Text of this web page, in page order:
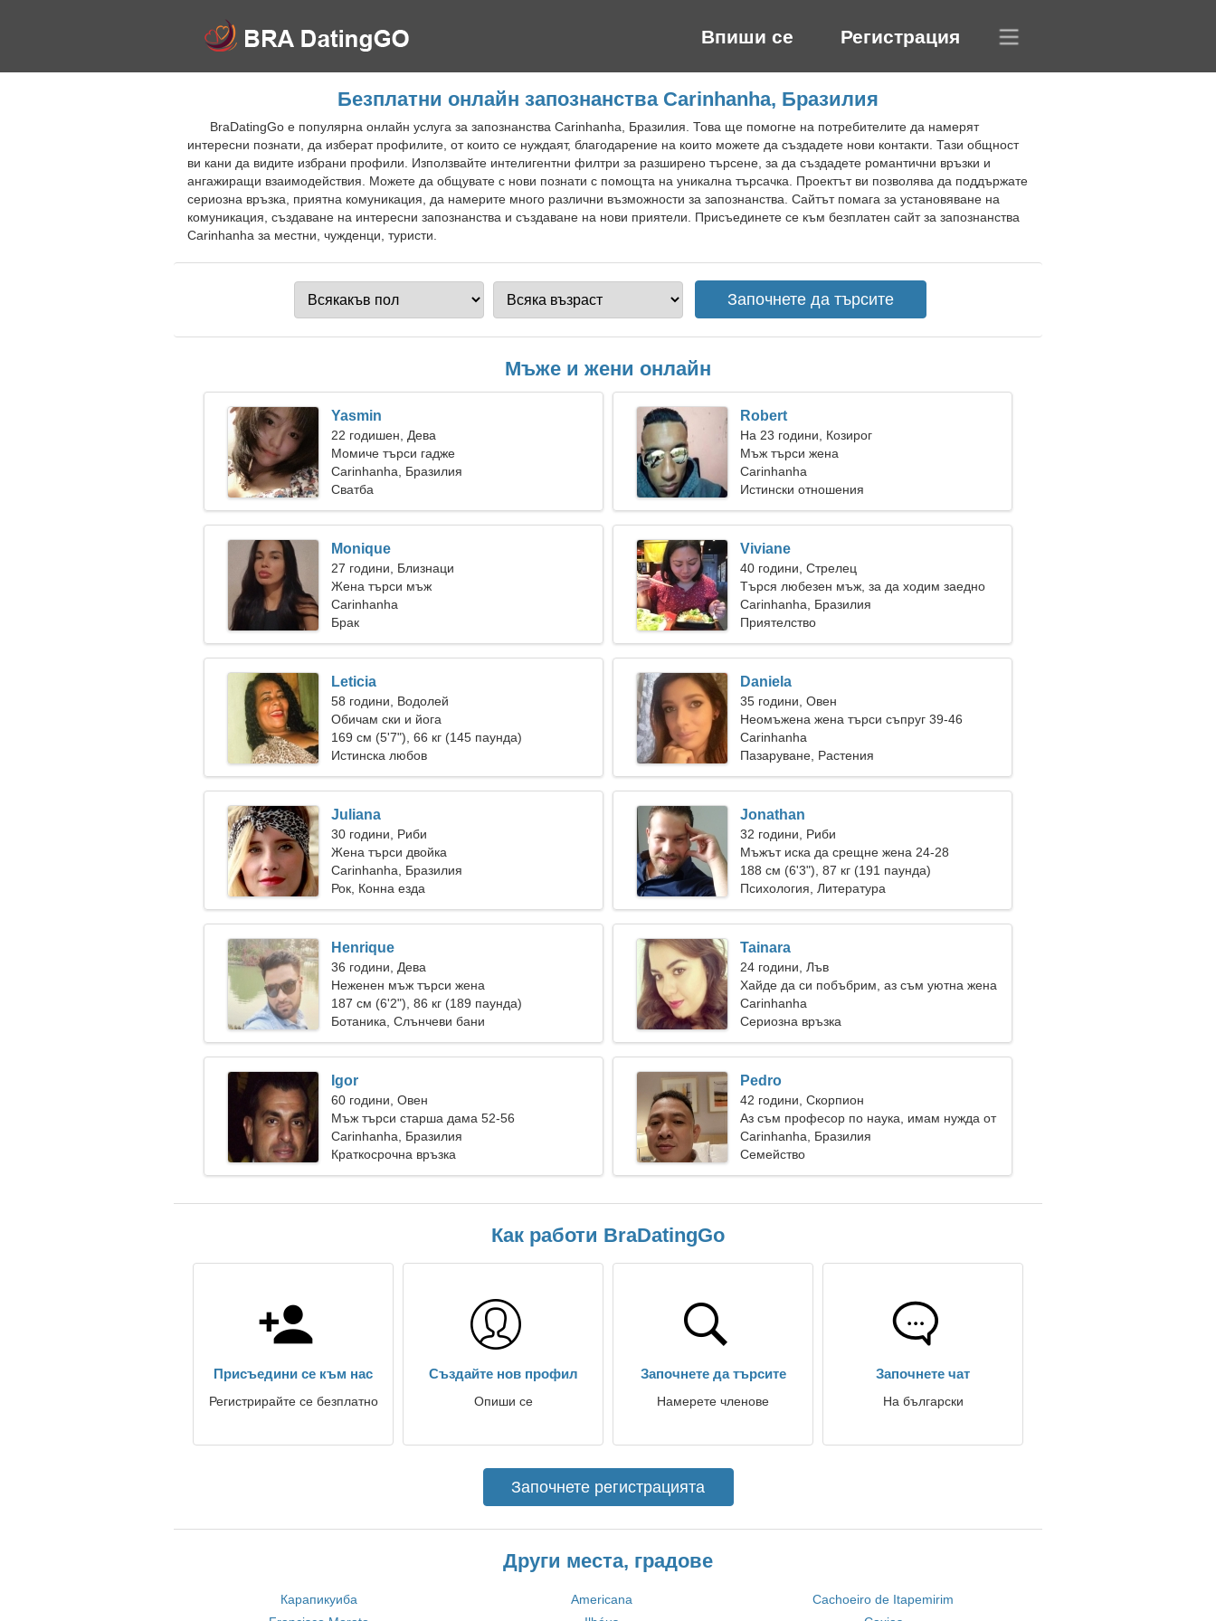
Впиши се Регистрация
Безплатни онлайн запознанства Carinhanha, Бразилия
BraDatingGo е популярна онлайн услуга за запознанства Carinhanha, Бразилия. Това ще помогне на потребителите да намерят
интересни познати, да изберат профилите, от които се нуждаят, благодарение на които можете да създадете нови контакти. Тази общност
ви кани да видите избрани профили. Използвайте интелигентни филтри за разширено търсене, за да създадете романтични връзки и
ангажиращи взаимодействия. Можете да общувате с нови познати с помощта на уникална търсачка. Проектът ви позволява да поддържате
сериозна връзка, приятна комуникация, да намерите много различни възможности за запознанства. Сайтът помага за установяване на
комуникация, създаване на интересни запознанства и създаване на нови приятели. Присъединете се към безплатен сайт за запознанства
Carinhanha за местни, чужденци, туристи.
Мъже и жени онлайн
Yasmin
22 годишен, Дева
Момиче търси гадже
Carinhanha, Бразилия
Сватба
Robert
На 23 години, Козирог
Мъж търси жена
Carinhanha
Истински отношения
Monique
27 години, Близнаци
Жена търси мъж
Carinhanha
Брак
Viviane
40 години, Стрелец
Търся любезен мъж, за да ходим заедно
Carinhanha, Бразилия
Приятелство
Leticia
58 години, Водолей
Обичам ски и йога
169 см (5'7"), 66 кг (145 паунда)
Истинска любов
Daniela
35 години, Овен
Неомъжена жена търси съпруг 39-46
Carinhanha
Пазаруване, Растения
Juliana
30 години, Риби
Жена търси двойка
Carinhanha, Бразилия
Рок, Конна езда
Jonathan
32 години, Риби
Мъжът иска да срещне жена 24-28
188 см (6'3"), 87 кг (191 паунда)
Психология, Литература
Henrique
36 години, Дева
Неженен мъж търси жена
187 см (6'2"), 86 кг (189 паунда)
Ботаника, Слънчеви бани
Tainara
24 години, Лъв
Хайде да си побъбрим, аз съм уютна жена
Carinhanha
Сериозна връзка
Igor
60 години, Овен
Мъж търси старша дама 52-56
Carinhanha, Бразилия
Краткосрочна връзка
Pedro
42 години, Скорпион
Аз съм професор по наука, имам нужда от
романтична жена
Carinhanha, Бразилия
Семейство
Как работи BraDatingGo
Присъедини се към нас
Регистрирайте се безплатно
Създайте нов профил
Опиши се
Започнете да търсите
Намерете членове
Започнете чат
На български
Започнете регистрацията
Други места, градове
Карапикуиба Americana
Cachoeiro de Itapemirim